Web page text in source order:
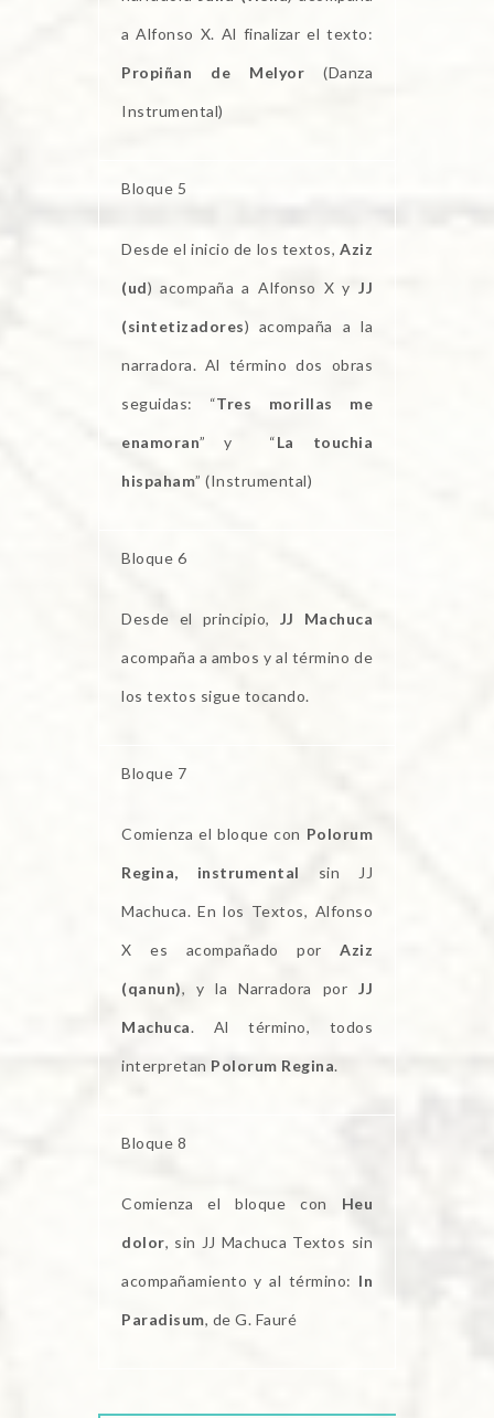
a Alfonso X. Al finalizar el texto:
Propiñan de Melyor (Danza
Instrumental)
Bloque 5
Desde el inicio de los textos, Aziz
(ud) acompaña a Alfonso X y JJ
(sintetizadores) acompaña a la
narradora. Al término dos obras
seguidas: “Tres morillas me
enamoran” y “La touchia
hispaham” (Instrumental)
Bloque 6
Desde el principio, JJ Machuca
acompaña a ambos y al término de
los textos sigue tocando.
Bloque 7
Comienza el bloque con Polorum
Regina, instrumental sin JJ
Machuca. En los Textos, Alfonso
X es acompañado por Aziz
(qanun), y la Narradora por JJ
Machuca. Al término, todos
interpretan Polorum Regina.
Bloque 8
Comienza el bloque con Heu
dolor, sin JJ Machuca Textos sin
acompañamiento y al término: In
Paradisum, de G. Fauré